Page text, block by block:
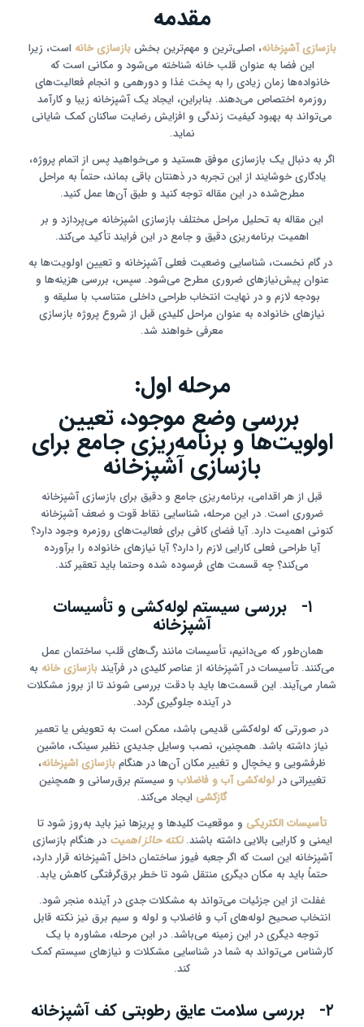
مقدمه
بازسازی آشپزخانه، اصلی‌ترین و مهم‌ترین بخشبازسازی خانه است، زیرا
این فضا به عنوان قلب خانه شناخته می‌شود و مکانی است که
خانواده‌ها زمان زیادی را به پخت غذا و دورهمی و انجام فعالیت‌های
روزمره اختصاص می‌دهند. بنابراین، ایجاد یک آشپزخانه زیبا و کارآمد
می‌تواند به بهبود کیفیت زندگی و افزایش رضایت ساکنان کمک شایانی
نماید.
اگر به دنبال یک بازسازی موفق هستید و می‌خواهید پس از اتمام پروژه،
یادگاری خوشایند از این تجربه در ذهنتان باقی بماند، حتماً به مراحل
مطرح‌شده در این مقاله توجه کنید و طبق آن‌ها عمل کنید.
این مقاله به تحلیل مراحل مختلف بازسازی اشپزخانه می‌پردازد و بر
اهمیت برنامه‌ریزی دقیق و جامع در این فرایند تأکید می‌کند.
در گام نخست، شناسایی وضعیت فعلی آشپزخانه و تعیین اولویت‌ها به
عنوان پیش‌نیازهای ضروری مطرح می‌شود. سپس، بررسی هزینه‌ها و
بودجه لازم و در نهایت انتخاب طراحی داخلی متناسب با سلیقه و
نیازهای خانواده به عنوان مراحل کلیدی قبل از شروع پروژه بازسازی
معرفی خواهند شد.
مرحله اول:
بررسی وضع موجود، تعیین
اولویت‌ها و برنامه‌ریزی جامع برای
بازسازی آشپزخانه
قبل از هر اقدامی، برنامه‌ریزی جامع و دقیق برای بازسازی آشپزخانه
ضروری است. در این مرحله، شناسایی نقاط قوت و ضعف آشپزخانه
کنونی اهمیت دارد. آیا فضای کافی برای فعالیت‌های روزمره وجود دارد؟
آیا طراحی فعلی کارایی لازم را دارد؟ آیا نیازهای خانواده را برآورده
می‌کند؟ چه قسمت های فرسوده شده وحتما باید تعقیر کند.
۱- بررسی سیستم لوله‌کشی و تأسیسات
آشپزخانه
همان‌طور که می‌دانیم، تأسیسات مانند رگ‌های قلب ساختمان عمل
می‌کنند. تأسیسات در آشپزخانه از عناصر کلیدی در فرآیندبازسازی خانه به
شمار می‌آیند. این قسمت‌ها باید با دقت بررسی شوند تا از بروز مشکلات
در آینده جلوگیری گردد.
در صورتی که لوله‌کشی قدیمی باشد، ممکن است به تعویض یا تعمیر
نیاز داشته باشد. همچنین، نصب وسایل جدیدی نظیر سینک، ماشین
ظرفشویی و یخچال و تغییر مکان آن‌ها در هنگامبازسازی اشپزخانه،
تغییراتی درلوله‌کشی آب و فاضلاب و سیستم برق‌رسانی و همچنین
گازکشی ایجاد می‌کند.
تأسیسات الکتریکی و موقعیت کلیدها و پریزها نیز باید به‌روز شود تا
ایمنی و کارایی بالایی داشته باشند.نکته حائز اهمیت در هنگام بازسازی
آشپزخانه این است که اگر جعبه فیوز ساختمان داخل آشپزخانه قرار دارد،
حتماً باید به مکان دیگری منتقل شود تا خطر برق‌گرفتگی کاهش یابد.
غفلت از این جزئیات می‌تواند به مشکلات جدی در آینده منجر شود.
انتخاب صحیح لوله‌های آب و فاضلاب و لوله و سیم برق نیز نکته قابل
توجه دیگری در این زمینه می‌باشد. در این مرحله، مشاوره با یک
کارشناس می‌تواند به شما در شناسایی مشکلات و نیازهای سیستم کمک
کند.
۲- بررسی سلامت عایق رطوبتی کف آشپزخانه